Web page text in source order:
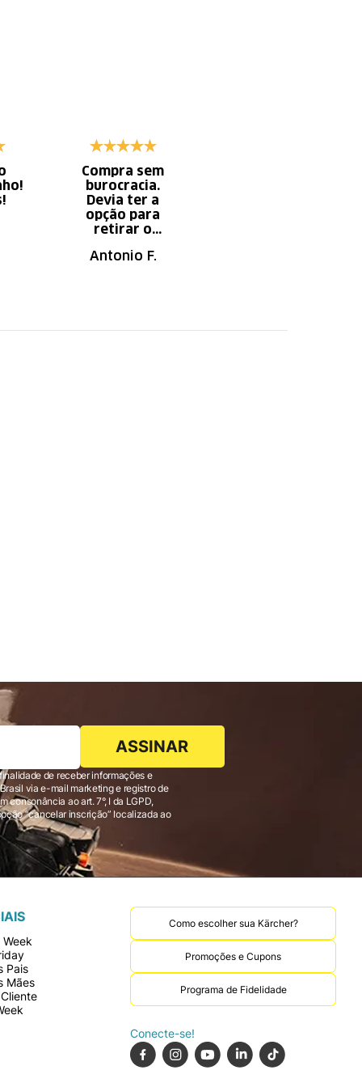
Compra sem
burocracia.
Devia ter a
opção para
retirar o
autorizada da
Antonio F.
ASSINAR
de receber informações e
ao art. 7°, I da LGPD,
Pais
Mães
Conecte-se!
Como escolher sua Kärcher?
Promoções e Cupons
Programa de Fidelidade